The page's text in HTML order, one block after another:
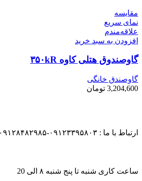
مقایسه
نمای سریع
علاقه‌مندم
افزودن به سبد خرید
گاوصندوق هتلی کاوه ۳۵۰kR
گاوصندق خانگی
3,204,600 تومان
ارتباط با ما : ۰۹۱۲۳۳۹۵۸۰۳-۰۹۱۲۸۴۸۲۹۸۵
ساعت کاری شنبه تا پنج شنبه ۸ الی 20